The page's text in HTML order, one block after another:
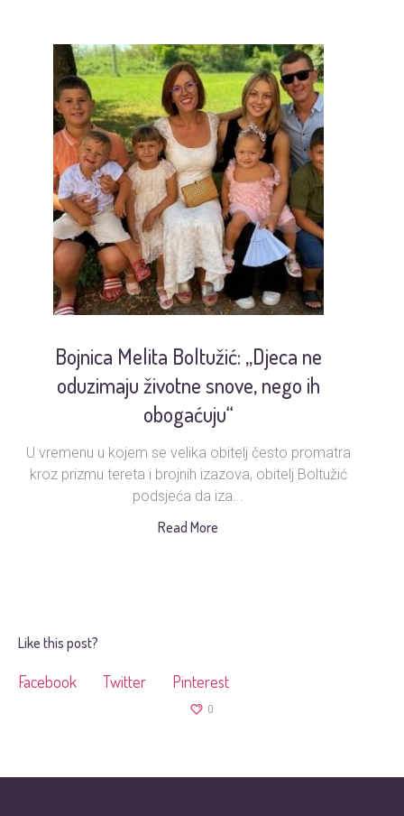
Bojnica Melita Boltužić: „Djeca ne
oduzimaju životne snove, nego ih
obogaćuju“
U vremenu u kojem se velika obitelj često promatra
kroz prizmu tereta i brojnih izazova, obitelj Boltužić
podsjeća da iza...
Read More
Like this post?
Facebook Twitter Pinterest
0